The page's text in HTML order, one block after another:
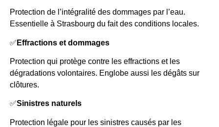
Protection de l’intégralité des dommages par l’eau.
Essentielle à Strasbourg du fait des conditions locales.
✅ Effractions et dommages
Protection qui protège contre les effractions et les
dégradations volontaires. Englobe aussi les dégâts sur
clôtures.
✅Sinistres naturels
Protection légale pour les sinistres causés par les